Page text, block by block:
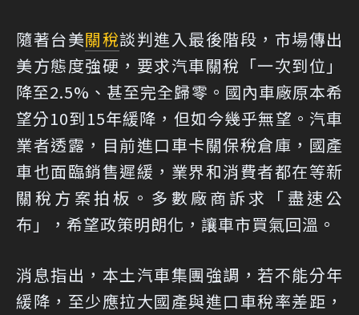
隨著台美關稅談判進入最後階段，市場傳出
美方態度強硬，要求汽車關稅「一次到位」
降至2.5%、甚至完全歸零。國內車廠原本希
望分10到15年緩降，但如今幾乎無望 。汽車
業者透露，目前進口車卡關保稅倉庫，國產
車也面臨銷售遲緩，業界和消費者都在等新
關稅方案拍板。多數廠商訴求「盡速公
布」，希望政策明朗化，讓車市買氣回溫。
消息指出，本土汽車集團強調，若不能分年
緩降，至少應拉大國產與進口車稅率差距，